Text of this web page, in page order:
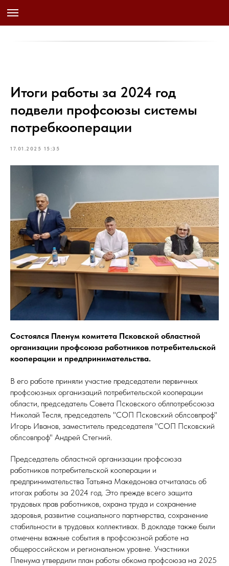
Итоги работы за 2024 год
подвели профсоюзы системы
потребкооперации
17.01.2025 15:35
Состоялся Пленум комитета Псковской областной
организации профсоюза работников потребительской
кооперации и предпринимательства.
В его работе приняли участие председатели первичных
профсоюзных организаций потребительской кооперации
области, председатель Совета Псковского облпотребсоюза
Николай Тесля, председатель "СОП Псковский облсовпроф"
Игорь Иванов, заместитель председателя "СОП Псковский
облсовпроф" Андрей Стегний.
Председатель областной организации профсоюза
работников потребительской кооперации и
предпринимательства Татьяна Македонова отчиталась об
итогах работы за 2024 год. Это прежде всего защита
трудовых прав работников, охрана труда и сохранение
здоровья, развитие социального партнерства, сохранение
стабильности в трудовых коллективах. В докладе также были
отмечены важные события в профсоюзной работе на
общероссийском и региональном уровне. Участники
Пленума утвердили план работы обкома профсоюза на 2025